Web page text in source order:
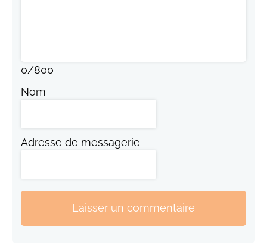
0/800
Nom
Adresse de messagerie
Laisser un commentaire